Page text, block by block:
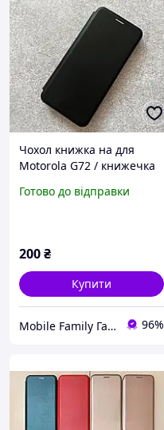
Чохол книжка на для
Motorola G72 / книжечка
Готово до відправки
200₴
Купити
Mobile Family Гаджети живуть з нами 96%